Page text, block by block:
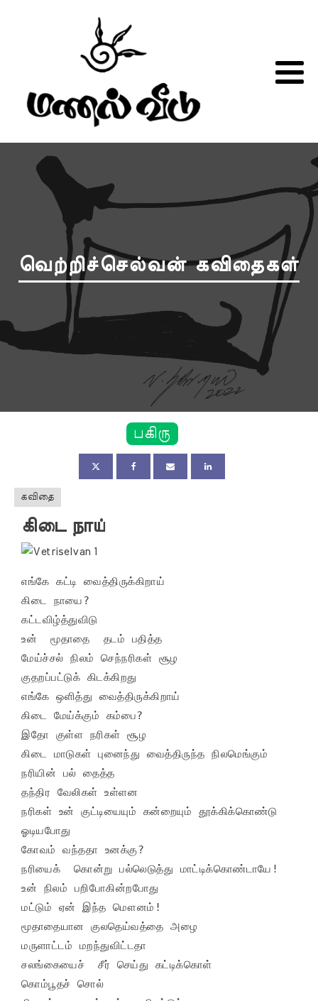
வெற்றிச்செல்வன் கவிதைகள்
பகிரு
கவிதை
கிடை நாய்
எங்கே கட்டி வைத்திருக்கிறாய்
கிடை நாயை?
கட்டவிழ்த்துவிடு
உன்  மூதாதை  தடம் பதித்த
மேய்ச்சல் நிலம் செந்நரிகள் சூழ
குதறப்பட்டுக் கிடக்கிறது
எங்கே ஒளித்து வைத்திருக்கிறாய்
கிடை மேய்க்கும் கம்பை?
இதோ குள்ள நரிகள் சூழ
கிடை மாடுகள் புனைந்து வைத்திருந்த நிலமெங்கும்
நரியின் பல் தைத்த
தந்திர வேலிகள் உள்ளன
நரிகள் உன் குட்டியையும் கன்றையும் தூக்கிக்கொண்டு
ஓடியபோது
கோவம் வந்ததா உனக்கு?
நரியைக்  கொன்று பல்லெடுத்து மாட்டிக்கொண்டாயே!
உன் நிலம் பறிபோகின்றபோது
மட்டும் ஏன் இந்த மௌனம்!
மூதாதையான குலதெய்வத்தை அழை
மருளாட்டம் மறந்துவிட்டதா
சலங்கையைச்  சீர் செய்து கட்டிக்கொள்
கொம்பூதச் சொல்